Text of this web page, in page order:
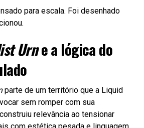
para escala. Foi desenhado
Urne a lógica do
parte de um território que a Liquid
sem romper com sua
relevância ao tensionar